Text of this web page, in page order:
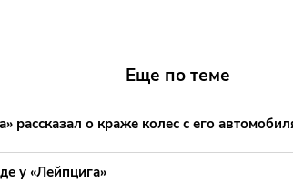
Еще по теме
рассказал о краже колес с его
у «Лейпцига»